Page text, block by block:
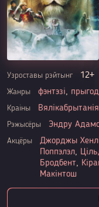
Узроставы рэйтынг 12+
Жанры фэнтэзі,
Краіны Вялікабрытанія
Рэжысёры Эндру
Акцёры Джорджы
Поппэлэл,
Бродбент,
Макінтош